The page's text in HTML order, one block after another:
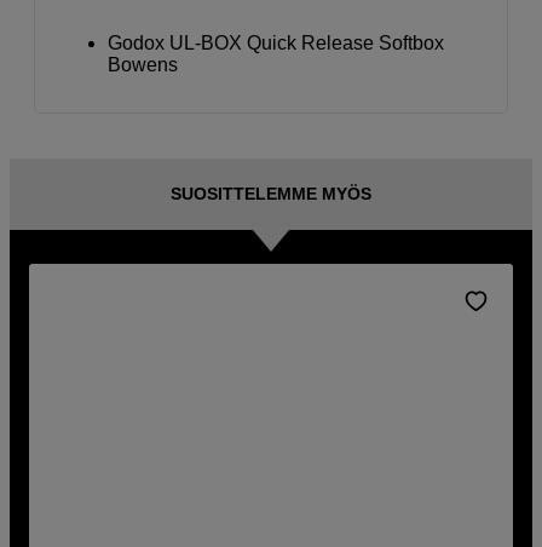
Godox UL-BOX Quick Release Softbox
Bowens
SUOSITTELEMME MYÖS